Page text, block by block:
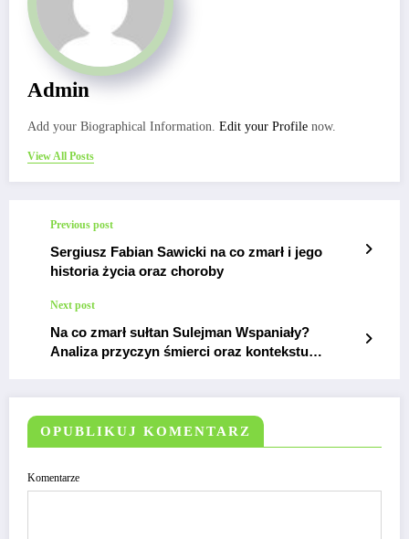
Admin
Add your Biographical Information. Edit your Profile now.
View All Posts
Previous post
Sergiusz Fabian Sawicki na co zmarł i jego
historia życia oraz choroby
Next post
Na co zmarł sułtan Sulejman Wspaniały?
Analiza przyczyn śmierci oraz kontekstu
OPUBLIKUJ KOMENTARZ
Komentarze